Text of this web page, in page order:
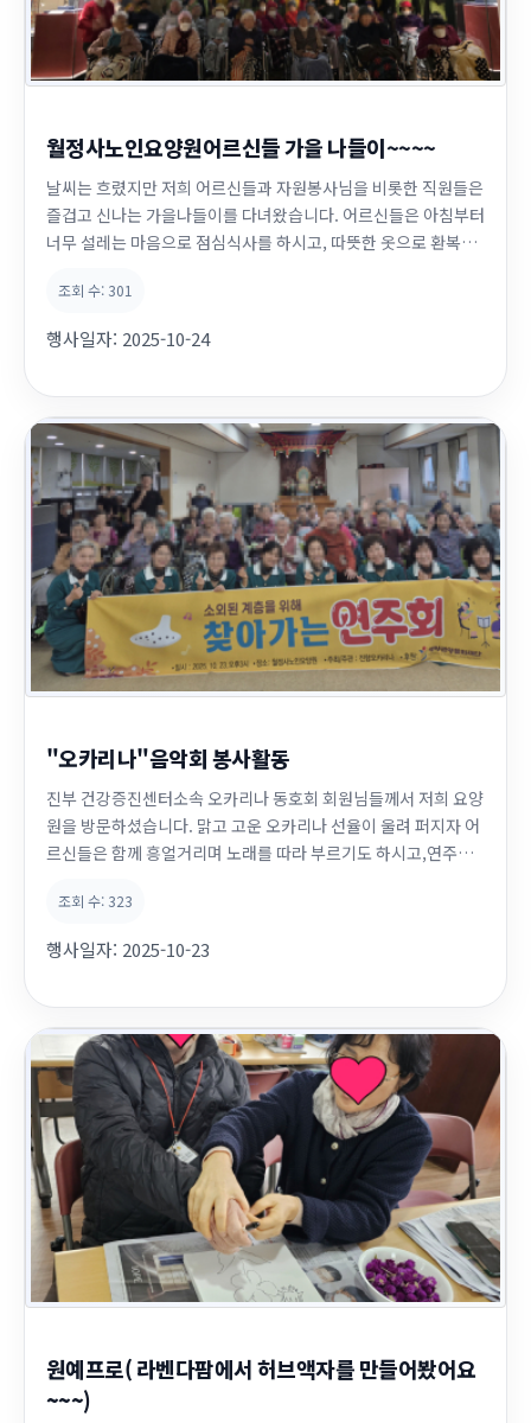
월정사노인요양원어르신들 가을 나들이~~~~
날씨는 흐렸지만 저희 어르신들과 자원봉사님을 비롯한 직원들은
즐겁고 신나는 가을나들이를 다녀왔습니다. 어르신들은 아침부터
너무 설레는 마음으로 점심식사를 하시고, 따뜻한 옷으로 환복을
다. ㅋㅋㅋ 월정사 성보박물관을 견학하시는데 휠체어를 이용하
삼삼오오 줄지어 가시면서 케어담당자나 ...
조회 수: 301
행사일자: 2025-10-24
"오카리나"음악회 봉사활동
진부 건강증진센터소속 오카리나 동호회 회원님들께서 저희 요양
원을 방문하셨습니다. 맑고 고운 오카리나 선율이 울려 퍼지자 어
르신들은 함께 흥얼거리며 노래를 따라 부르기도 하시고,연주가
나 동호회 회원님들은 오늘 이 봉사활동이 처음이라서 너무 뜻깊
닦은 실력을 저희 어르신들께 환원할 수 ...
조회 수: 323
행사일자: 2025-10-23
원예프로( 라벤다팜에서 허브액자를 만들어봤어요
~~~)